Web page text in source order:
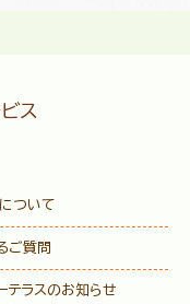
ビス
ついて
ご質問
テラスのお知らせ